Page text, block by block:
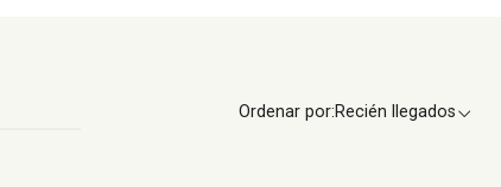
Ordenar por:Recién llegados